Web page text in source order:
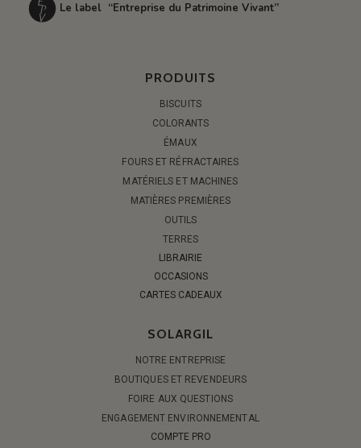
Le label “Entreprise du Patrimoine Vivant”
PRODUITS
BISCUITS
COLORANTS
ÉMAUX
FOURS ET RÉFRACTAIRES
MATÉRIELS ET MACHINES
MATIÈRES PREMIÈRES
OUTILS
TERRES
LIBRAIRIE
OCCASIONS
CARTES CADEAUX
SOLARGIL
NOTRE ENTREPRISE
BOUTIQUES ET REVENDEURS
FOIRE AUX QUESTIONS
ENGAGEMENT ENVIRONNEMENTAL
COMPTE PRO